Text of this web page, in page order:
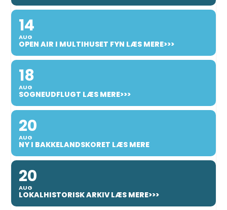
14
AUG
OPEN AIR I MULTIHUSET FYN LÆS MERE>>>
18
AUG
SOGNEUDFLUGT LÆS MERE>>>
20
AUG
NY I BAKKELANDSKORET LÆS MERE
20
AUG
LOKALHISTORISK ARKIV LÆS MERE>>>